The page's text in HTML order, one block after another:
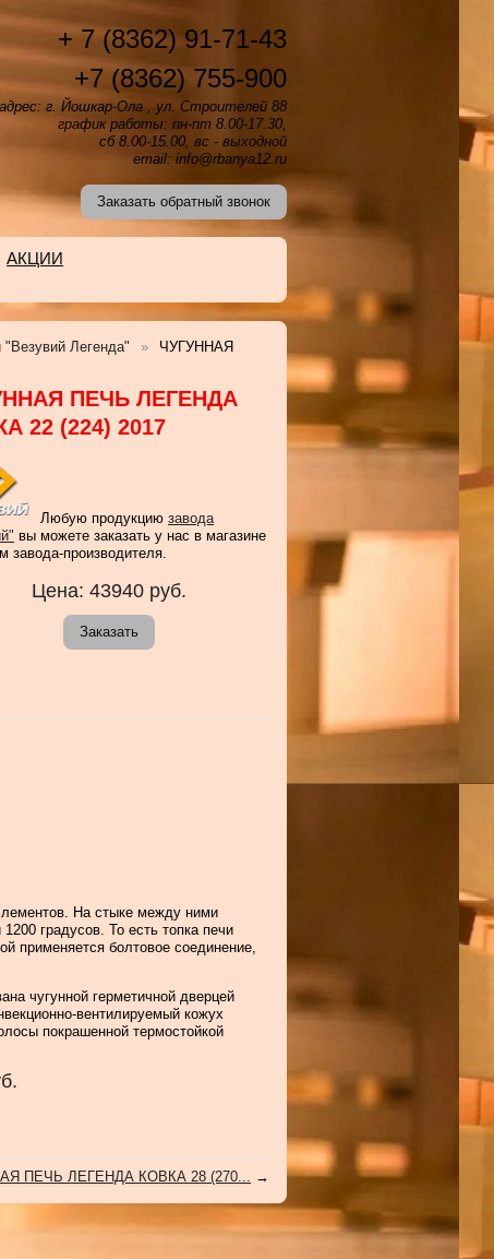
+ 7 (8362) 91-71-43
+7 (8362) 755-900
г. Йошкар-Ола , ул. Строителей 88
график работы: пн-пт 8.00-17.30,
сб 8.00-15.00, вс - выходной
email: info@rbanya12.ru
Заказать обратный звонок
АКЦИИ
"Везувий Легенда"
ЧУГУННАЯ
ПЕЧЬ ЛЕГЕНДА
22 (224) 2017
Любую продукцию завода
вы можете заказать у нас в магазине
завода-производителя.
Цена: 43940 руб.
Заказать
На стыке между ними
градусов. То есть топка печи
применяется болтовое соединение,
чугунной герметичной дверцей
вентилируемый кожух
покрашенной термостойкой
ПЕЧЬ ЛЕГЕНДА КОВКА 28 (270... →